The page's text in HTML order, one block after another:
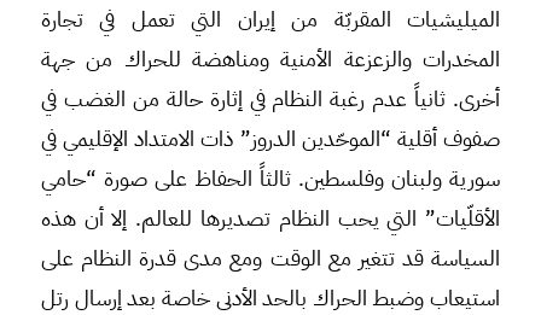
الميليشيات المقربّة من إيران التي تعمل في تجارة
المخدرات والزعزعة الأمنية ومناهضة للحراك من جهة
أخرى. ثانياً عدم رغبة النظام في إثارة حالة من الغضب في
صفوف أقلية “الموحّدين الدروز” ذات الامتداد الإقليمي في
سورية ولبنان وفلسطين. ثالثاً الحفاظ على صورة “حامي
الأقلّيات” التي يحب النظام تصديرها للعالم. إلا أن هذه
السياسة قد تتغير مع الوقت ومع مدى قدرة النظام على
استيعاب وضبط الحراك بالحد الأدنى خاصة بعد إرسال رتل